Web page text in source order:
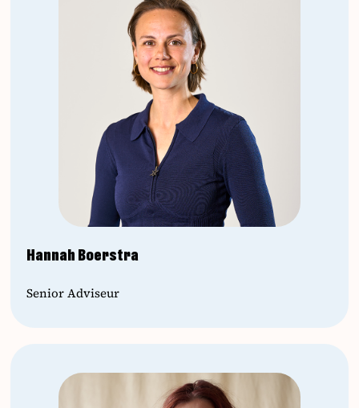
Hannah Boerstra
Senior Adviseur